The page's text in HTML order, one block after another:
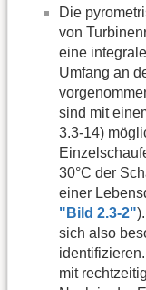
Die
von
eine
Umfang an
sind mit
3.3-14)
30°C der
einer
"Bild 2.3-2"
sich also
mit